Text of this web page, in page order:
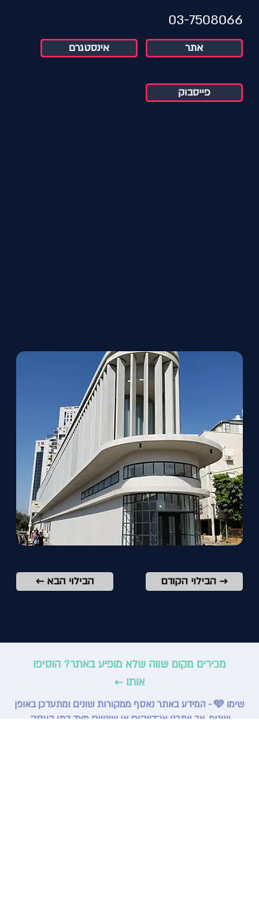
03-7508066
אינסטגרם אתר
פייסבוק
← הבילוי הבא הבילוי הקודם →
מכירים מקום שווה שלא מופיע באתר? הוסיפו
אותו ←
שימו 🩵 - המידע באתר נאסף ממקורות שונים ומתעדכן באופן
שוטף, אך ייתכנו אי־דיוקים או שינויים מצד בתי העסק.